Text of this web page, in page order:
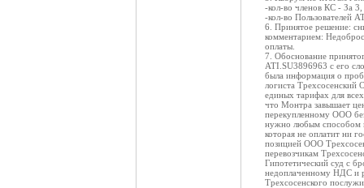
-кол-во членов КС - За
-кол-во Пользователей
6. Принятое решение:
комментарием:
оплаты.
7. Обоснование
ATI.SU3896963 с его
была информация о
логиста
единых тарифах для
что Монтра завышает
перекупленному ООО
нужно любым способом
которая не оплатит ни
позицией ООО
перевозчикам
Гипотетический суд с
недоплаченному НДС и
Трехсосенского